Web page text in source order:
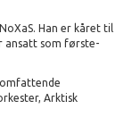
Han er kåret til
ansatt som første-
omfattende
Arktisk